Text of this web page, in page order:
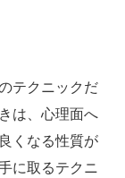
テクニックだ
は、心理面へ
くなる性質が
に取るテクニ